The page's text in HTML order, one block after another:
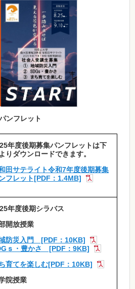
フレット
年度後期募集パンフレットは下
りダウンロードできます。
田サテライト令和7年度後期募集
フレット[PDF：1.4MB]
年度後期シラバス
開放授業
防災入門 [PDF：10KB]
ｓ・豊かさ [PDF：9KB]
育てを楽しむ[PDF：10KB]
院授業